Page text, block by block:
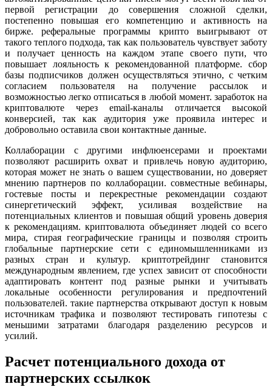
первой регистрации до совершения сложной сделки,
постепенно повышая его компетенцию и активность на
бирже. реферальные программы крипто выигрывают от
такого теплого подхода, так как пользователь чувствует заботу
и получает ценность на каждом этапе своего пути, что
повышает лояльность к рекомендованной платформе. сбор
базы подписчиков должен осуществляться этично, с четким
согласием пользователя на получение рассылок и
возможностью легко отписаться в любой момент. заработок на
криптовалюте через email-каналы отличается высокой
конверсией, так как аудитория уже проявила интерес и
добровольно оставила свои контактные данные.
Коллаборации с другими инфлюенсерами и проектами
позволяют расширить охват и привлечь новую аудиторию,
которая может не знать о вашем существовании, но доверяет
мнению партнеров по коллаборации. совместные вебинары,
гостевые посты и перекрестные рекомендации создают
синергетический эффект, усиливая воздействие на
потенциальных клиентов и повышая общий уровень доверия
к рекомендациям. криптовалютa объединяет людей со всего
мира, стирая географические границы и позволяя строить
глобальные партнерские сети с единомышленниками из
разных стран и культур. криптотрейдинг становится
международным явлением, где успех зависит от способности
адаптировать контент под разные рынки и учитывать
локальные особенности регулирования и предпочтений
пользователей. такие партнерства открывают доступ к новым
источникам трафика и позволяют тестировать гипотезы с
меньшими затратами благодаря разделению ресурсов и
усилий.
Расчет потенциального дохода от
партнерских ссылкок